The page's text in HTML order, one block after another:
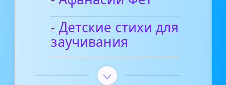
- Детские стихи для
заучивания